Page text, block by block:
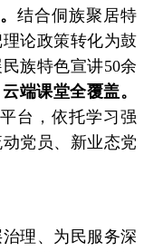
结合侗族聚居特
论政策转化为鼓
族特色宣讲50余
云端课堂全覆盖。
台，依托学习强
党员、新业态党
理、为民服务深